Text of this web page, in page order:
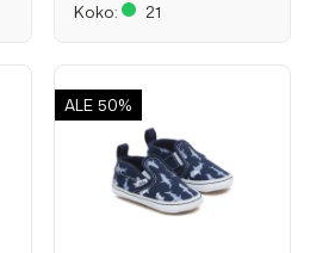
Koko:
21
ALE 50%